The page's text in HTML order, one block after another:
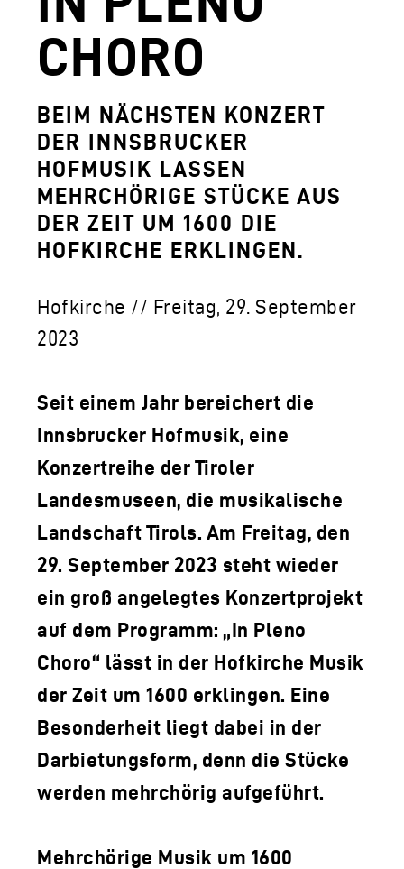
DOWNLOADS
FERDINANDEUM
VOLKSKUNSTMUSEUM
HOFKIRCHE
DAS TIROL PANORAMA MIT
ZEUGHAUS
SAMMLUNGS- UND
LOGO DER TLM
KONTAKT
CHORO
BEIM NÄCHSTEN KONZERT
DER INNSBRUCKER
HOFMUSIK LASSEN
MEHRCHÖRIGE STÜCKE AUS
DER ZEIT UM 1600 DIE
HOFKIRCHE ERKLINGEN.
Hofkirche // Freitag, 29. September
2023
Seit einem Jahr bereichert die
Innsbrucker Hofmusik, eine
Konzertreihe der Tiroler
Landesmuseen, die musikalische
Landschaft Tirols. Am Freitag, den
29. September 2023 steht wieder
ein groß angelegtes Konzertprojekt
auf dem Programm: „In Pleno
Choro“ lässt in der Hofkirche Musik
der Zeit um 1600 erklingen. Eine
Besonderheit liegt dabei in der
Darbietungsform, denn die Stücke
werden mehrchörig aufgeführt.
Mehrchörige Musik um 1600